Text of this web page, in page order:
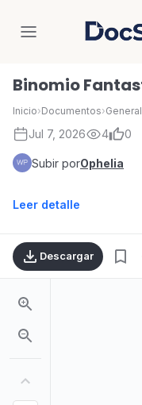
Binomio
Inicio›Documentos›General
Jul 7, 2026 4 0
Subir porOphelia
Leer detalle
Descargar